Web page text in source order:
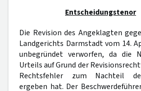
Entscheidungstenor
Die Revision des Angeklagten
Landgerichts Darmstadt vom 14.
unbegründet verworfen, da die
Urteils auf Grund der
Rechtsfehler zum Nachteil
ergeben hat. Der